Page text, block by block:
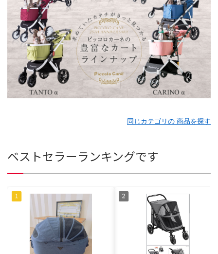
同じカテゴリの 商品を探す
ベストセラーランキングです